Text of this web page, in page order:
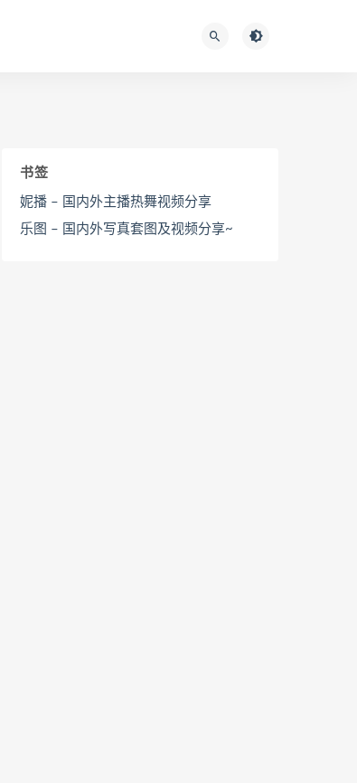
书签
妮播 – 国内外主播热舞视频分享
乐图 – 国内外写真套图及视频分享~